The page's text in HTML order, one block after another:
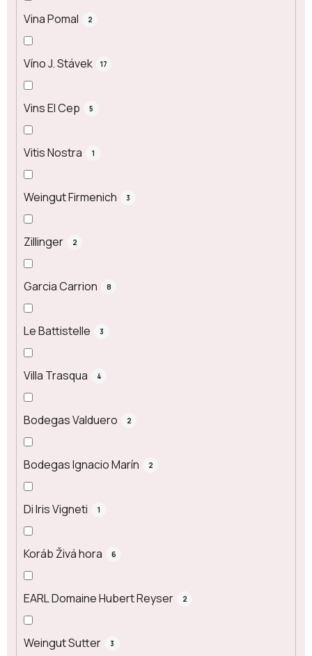
Vina Pomal 2
Víno J. Stávek 17
Vins El Cep 5
Vitis Nostra 1
Weingut Firmenich 3
Zillinger 2
Garcia Carrion 8
Le Battistelle 3
Villa Trasqua 4
Bodegas Valduero 2
Bodegas Ignacio Marín 2
Di Iris Vigneti 1
Koráb Živá hora 6
EARL Domaine Hubert Reyser 2
Weingut Sutter 3